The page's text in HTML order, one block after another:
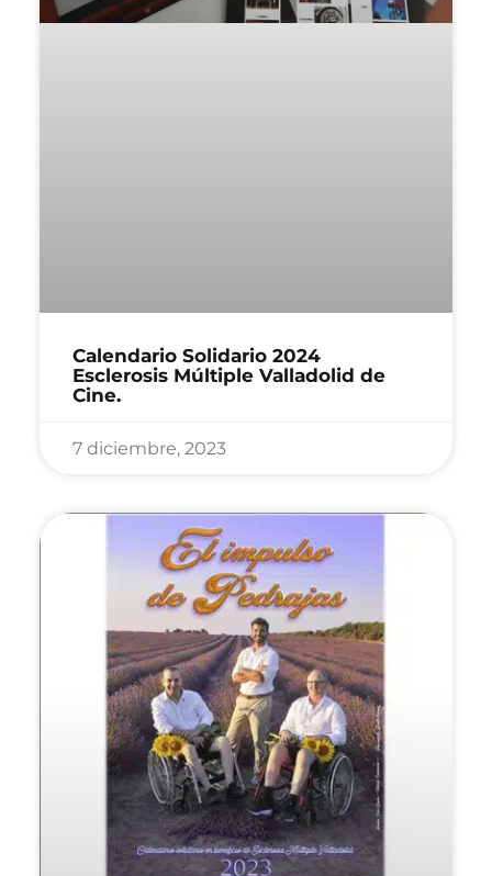
Calendario Solidario 2024
Esclerosis Múltiple Valladolid de
Cine.
7 diciembre, 2023